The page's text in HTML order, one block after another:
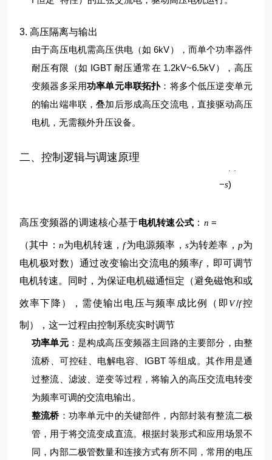
3. 高压隔离与输出
由于高压电机需高压供电（如 6kV），而单个功率器件
耐压有限（如 IGBT 耐压通常在 1.2kV~6.5kV），高压
变频器多采用功率单元串联拓扑：将多个低压逆变单元
的输出端串联，叠加后形成高压交流电，直接驱动高压
电机，无需额外升压设备。
二、控制逻辑与调速原理
高压变频器的调速核心基于电机转速公式 ： n =
−s)
（其中： n为电机转速， f为电源频率， s为转差率， p为
电机极对数） 通过改变输出交流电的频率f，即可调节
电机转速。同时，为保证电机磁通恒定（避免磁饱和或
效率下降），需使输出电压与频率成比例（即 V /f控
制），这一过程由控制系统实时调节
功率单元：是构成高压变频器主回路的主要部分，由整
流桥、可控硅、电解电容、IGBT 等组成。其作用是通
过整流、滤波、逆变等过程，将输入的高压交流电转变
为频率可调的交流电输出。
整流桥：功率单元中的关键部件，内部封装有整流二极
管，用于将交流变成直流。根据封装形式和应用场景不
同，内部二极管数量和连接方式有所不同，常用的电压